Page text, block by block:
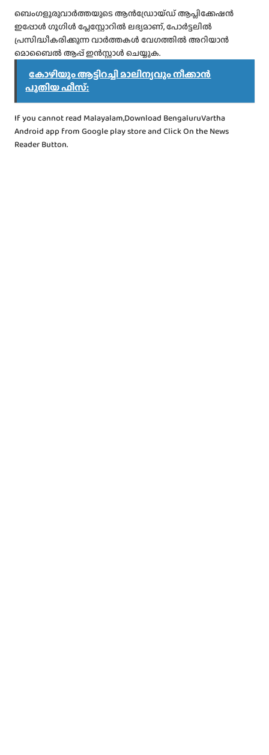
ബെംഗളൂരുവാർത്തയുടെ ആൻഡ്രോയ്ഡ് ആപ്ലിക്കേഷൻ
ഇപ്പോൾ ഗൂഗിൾ പ്ലേസ്റ്റോറിൽ ലഭ്യമാണ്, പോർട്ടലിൽ
പ്രസിദ്ധീകരിക്കുന്ന വാർത്തകൾ വേഗത്തിൽ അറിയാൻ
മൊബൈൽ ആപ്പ് ഇൻസ്റ്റാൾ ചെയ്യുക.
കോഴിയും ആട്ടിറച്ചി മാലിന്യവും നീക്കാൻ
പുതിയ ഫീസ്:
If you cannot read Malayalam,Download BengaluruVartha
Android app from Google play store and Click On the News
Reader Button.